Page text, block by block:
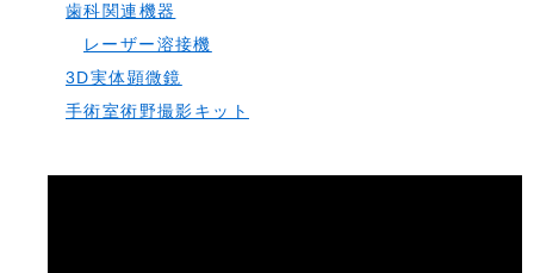
歯科関連機器
レーザー溶接機
3D実体顕微鏡
手術室術野撮影キット